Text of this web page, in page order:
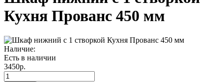
Кухня Прованс 450 мм
Наличие:
Есть в наличии
3450р.